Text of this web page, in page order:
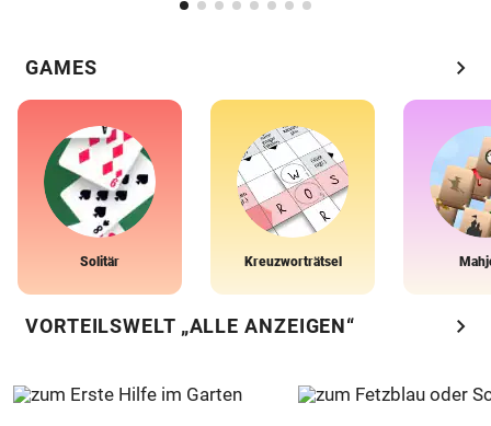
GAMES chevron_right
Solitär Kreuzworträtsel
VORTEILSWELT „ALLE ANZEIGEN“ chevron_right